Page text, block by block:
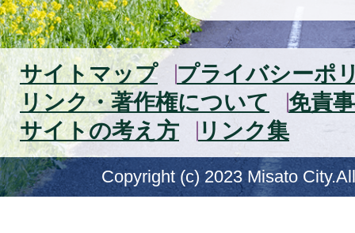
サイトマップ
プライバシーポ
リンク・著作権について
免責
サイトの考え方
リンク集
Copyright (c) 2023 Misato